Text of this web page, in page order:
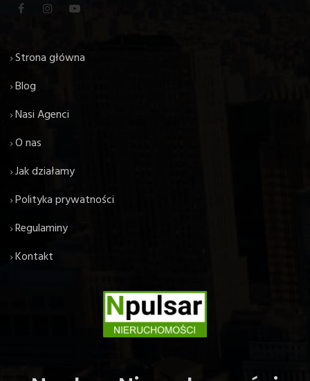
Strona główna
Blog
Nasi Agenci
O nas
Jak działamy
Polityka prywatności
Regulaminy
Kontakt